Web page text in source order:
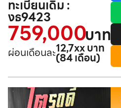
ทะเบียนเดิม :
งธ9423
759,000บาท
ผ่อนเดือนละ12,7xx บาท
(84 เดือน)